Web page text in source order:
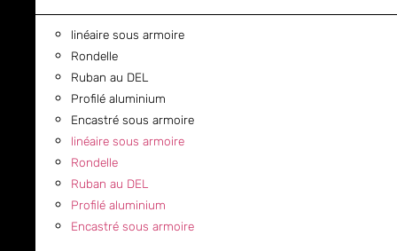
linéaire sous armoire
Rondelle
Ruban au DEL
Profilé aluminium
Encastré sous armoire
linéaire sous armoire
Rondelle
Ruban au DEL
Profilé aluminium
Encastré sous armoire